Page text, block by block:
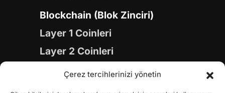
Çerez tercihlerinizi yönetin
Blockchain (Blok Zinciri)
Layer 1 Coinleri
Layer 2 Coinleri
Yapay Zeka (AI) Coinleri